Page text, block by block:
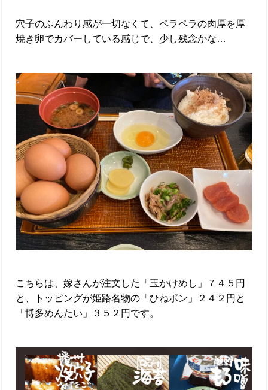
穴子のふんわり感が一切なくて、ペラペラの肉厚を厚
焼き卵でカバーしている感じで、少し残念かな…
こちらは、嫁さんが注文した「玉かけめし」７４５円
と、トッピングが姫路名物の「ひねポン」２４２円と
「博多めんたい」３５２円です。